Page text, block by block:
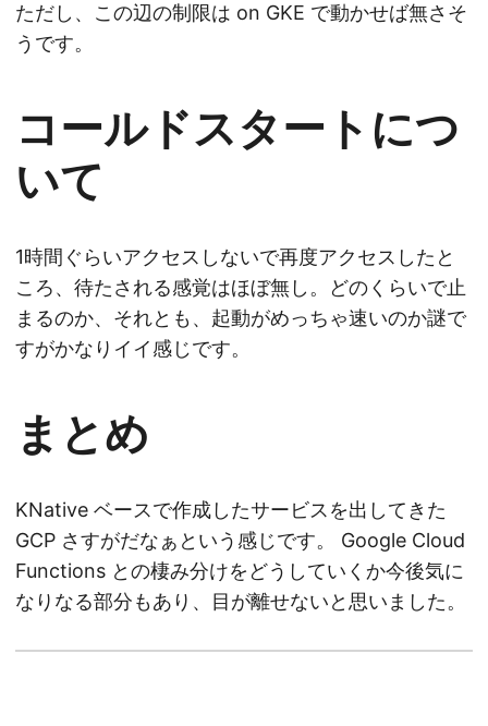
ただし、この辺の制限は on GKE で動かせば無さそ
うです。
コールドスタートにつ
いて
1時間ぐらいアクセスしないで再度アクセスしたと
ころ、待たされる感覚はほぼ無し。どのくらいで止
まるのか、それとも、起動がめっちゃ速いのか謎で
すがかなりイイ感じです。
まとめ
KNative ベースで作成したサービスを出してきた
GCP さすがだなぁという感じです。 Google Cloud
Functions との棲み分けをどうしていくか今後気に
なりなる部分もあり、目が離せないと思いました。